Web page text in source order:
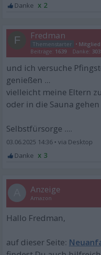
x 2
F Fredman
• Mitglied
Beiträge: 1639 Danke:
und ich versuche
genießen ...
vielleicht meine Eltern
oder in die Sauna gehen
Selbstfürsorge ....
03.06.2025 14:36 •
x 3